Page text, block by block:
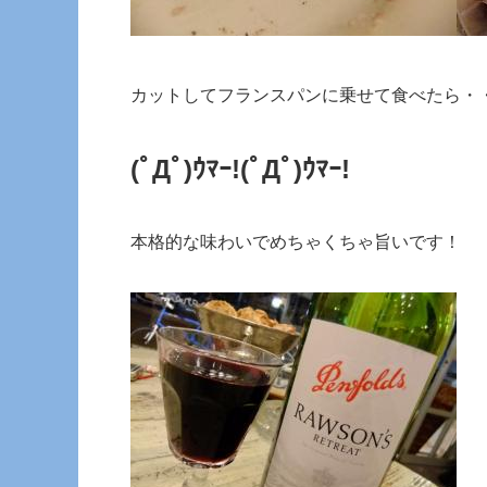
カットしてフランスパンに乗せて食べたら・
(ﾟДﾟ)ｳﾏｰ!(ﾟДﾟ)ｳﾏｰ!
本格的な味わいでめちゃくちゃ旨いです！